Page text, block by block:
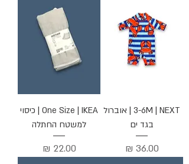
3-6M | NEXT | אוברול
בגד ים
מחיר
One Size | IKEA | כיסוי
למשטח החתלה
מחיר